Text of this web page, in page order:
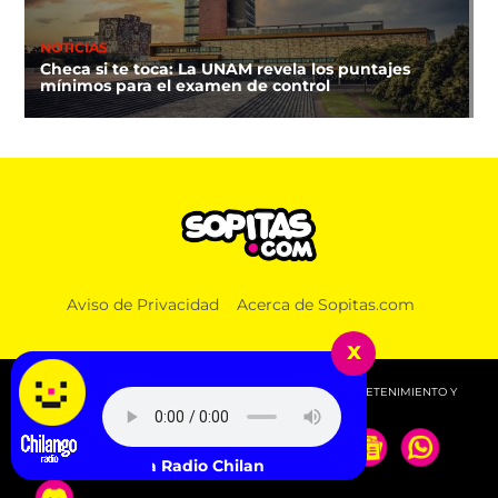
NOTICIAS
Checa si te toca: La UNAM revela los puntajes
mínimos para el examen de control
Aviso de Privacidad Acerca de Sopitas.com
© 2026 SOPITAS.COM - MÚSICA, NOTICIAS, DEPORTES, ENTRETENIMIENTO Y
MÁS!.
x
Escucha Radio Chilango -